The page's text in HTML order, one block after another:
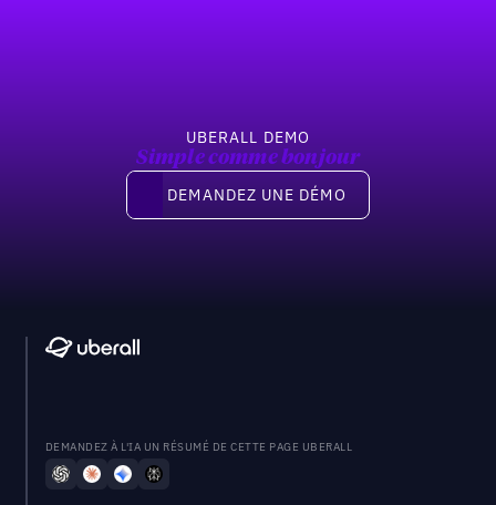
UBERALL DEMO
Simple comme bonjour
Demandez une démo
DEMANDEZ UNE DÉMO
DEMANDEZ À L'IA UN RÉSUMÉ DE CETTE PAGE UBERALL